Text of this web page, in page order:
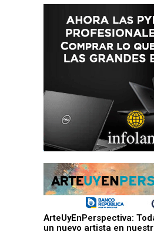
ArteUyEnPerspectiva:
un nuevo artista en